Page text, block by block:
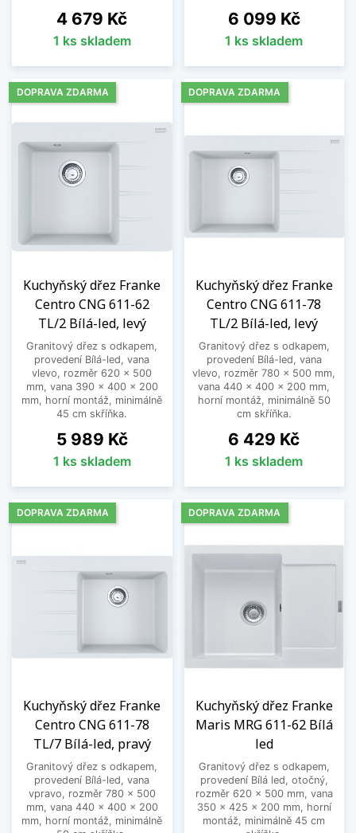
Cena
4 679 Kč
1 ks skladem
Cena
6 099 Kč
1 ks skladem
Kuchyňský dřez Franke
Centro CNG 611-62
TL/2 Bílá-led, levý
Granitový dřez s odkapem,
provedení Bílá-led, vana
vlevo, rozměr 620 x 500
mm, vana 390 x 400 x 200
mm, horní montáž, minimálně
45 cm skříňka.
Cena
5 989 Kč
1 ks skladem
DOPRAVA ZDARMA
Kuchyňský dřez Franke
Centro CNG 611-78
TL/2 Bílá-led, levý
Granitový dřez s odkapem,
provedení Bílá-led, vana
vlevo, rozměr 780 x 500 mm,
vana 440 x 400 x 200 mm,
horní montáž, minimálně 50
cm skříňka.
Cena
6 429 Kč
1 ks skladem
DOPRAVA ZDARMA
Kuchyňský dřez Franke
Centro CNG 611-78
TL/7 Bílá-led, pravý
Granitový dřez s odkapem,
provedení Bílá-led, vana
vpravo, rozměr 780 x 500
mm, vana 440 x 400 x 200
mm, horní montáž, minimálně
DOPRAVA ZDARMA
Kuchyňský dřez Franke
Maris MRG 611-62 Bílá
led
Granitový dřez s odkapem,
provedení Bílá led, otočný,
rozměr 620 x 500 mm, vana
350 x 425 x 200 mm, horní
montáž, minimálně 45 cm
DOPRAVA ZDARMA